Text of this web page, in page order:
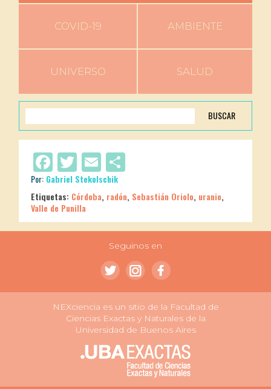
COVID-19 AMBIENTE
UNIVERSO SALUD
BUSCAR
Facebook
Twitter
Email
Por: Gabriel Stekolschik
Etiquetas: Córdoba, radón, Sebastián Oriolo, uranio,
Valle de Punilla
Seguinos en
NEXciencia es un sitio de la Facultad de
Ciencias Exactas y Naturales de la
Universidad de Buenos Aires